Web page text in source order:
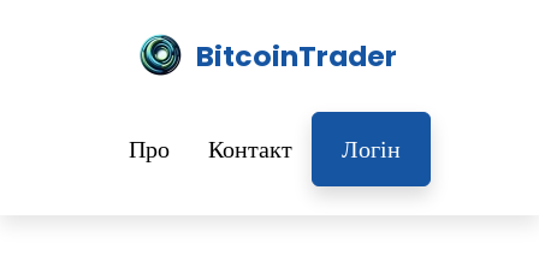
BitcoinTrader
Про Контакт Логін